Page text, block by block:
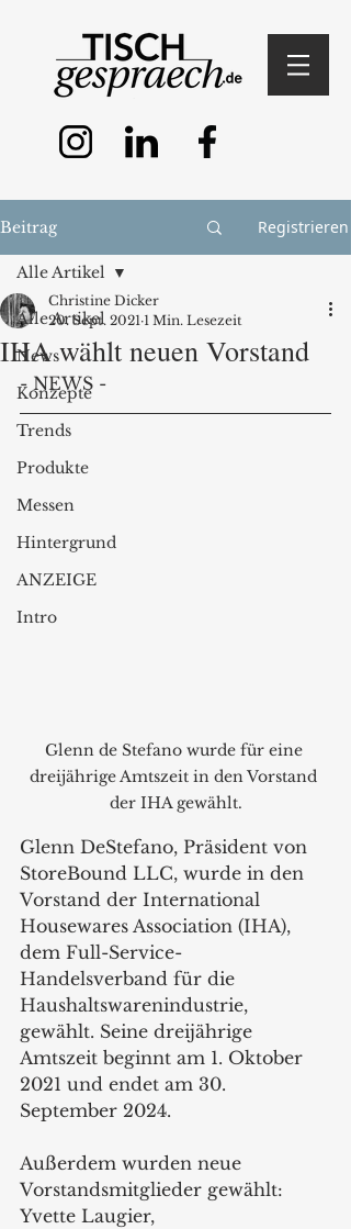
Beitrag Registrieren
Alle Artikel
News
Konzepte
Trends
Produkte
Messen
Hintergrund
ANZEIGE
Intro
Alle Artikel
IHA wählt neuen Vorstand
Christine Dicker
20. Sept. 2021 1 Min. Lesezeit
- NEWS -
Glenn de Stefano wurde für eine
dreijährige Amtszeit in den Vorstand
der IHA gewählt.
Glenn DeStefano, Präsident von
StoreBound LLC, wurde in den
Vorstand der International
Housewares Association (IHA),
dem Full-Service-
Handelsverband für die
Haushaltswarenindustrie,
gewählt. Seine dreijährige
Amtszeit beginnt am 1. Oktober
2021 und endet am 30.
September 2024.
Außerdem wurden neue
Vorstandsmitglieder gewählt:
Yvette Laugier,